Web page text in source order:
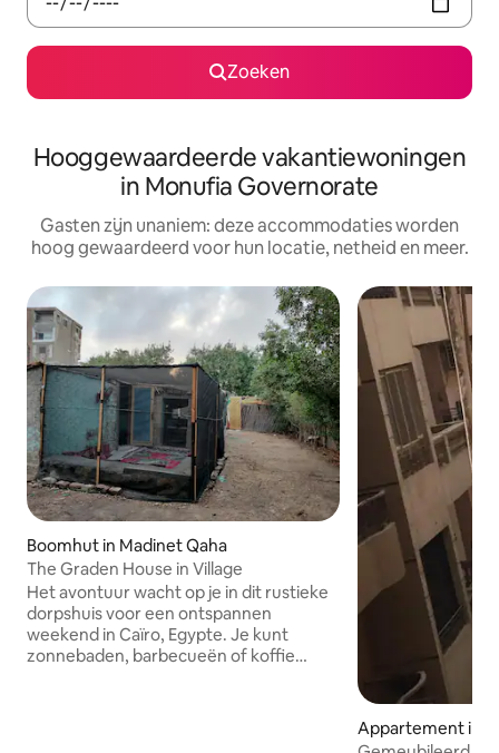
Zoeken
Hooggewaardeerde vakantiewoningen
in Monufia Governorate
Gasten zijn unaniem: deze accommodaties worden
hoog gewaardeerd voor hun locatie, netheid en meer.
Boomhut in Madinet Qaha
The Graden House in Village
Het avontuur wacht op je in dit rustieke
dorpshuis voor een ontspannen
weekend in Caïro, Egypte. Je kunt
zonnebaden, barbecueën of koffie
Appartement in